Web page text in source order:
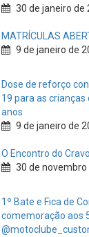
30 de janeiro de
MATRÍCULAS
9 de janeiro de
Dose de reforço
19 para as crianças
anos
9 de janeiro de
O Encontro do
30 de novembro
1º Bate e Fica de
comemoração aos